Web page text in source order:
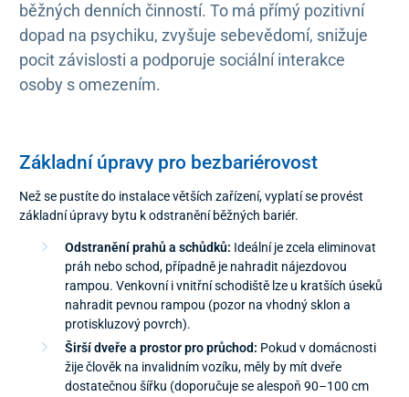
běžných denních činností. To má přímý pozitivní
dopad na psychiku, zvyšuje sebevědomí, snižuje
pocit závislosti a podporuje sociální interakce
osoby s omezením.
Základní úpravy pro bezbariérovost
Než se pustíte do instalace větších zařízení, vyplatí se provést
základní úpravy bytu k odstranění běžných bariér.
Odstranění prahů a schůdků: Ideální je zcela eliminovat
práh nebo schod, případně je nahradit nájezdovou
rampou. Venkovní i vnitřní schodiště lze u kratších úseků
nahradit pevnou rampou (pozor na vhodný sklon a
protiskluzový povrch).
Širší dveře a prostor pro průchod: Pokud v domácnosti
žije člověk na invalidním vozíku, měly by mít dveře
dostatečnou šířku (doporučuje se alespoň 90–100 cm